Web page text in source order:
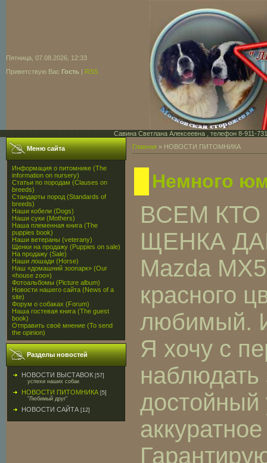
Пятница, 07.08.2026, 12:33
Приветствую Вас Гость | RSS
Савина Светлана Алексеевна , телефон 8-911-
Меню сайта
Информация о питомнике (The
information on nursery)
Статьи по породам (Clauses on
breeds)
Стандарты пород (Standards of
breeds)
Наши кобели (Dogs)
Наши суки (Mothers)
Наша племенная книга (The
puppies book)
Наши ветераны (veterany)
Щенки на продажу (Puppies on sale)
На продажу (Sale)
Наши лошади (Horse)
Наш «домашний зоопарк» (Our
«house zoo»)
Фотоальбомы (Picture album)
Новости нашего сайта (News of a
site)
Форум о собаках (Forum)
Наша гостевая книга (The guest
book)
Отправить своё мнение (To send
the opinion)
Разделы новостей
НОВОСТИ ВЫСТАВОК [57]
успехи наших собак
НОВОСТИ ПИТОМНИКА [5]
"Любимый друг"
НОВОСТИ САЙТА [12]
Главная » НОВОСТИ ПИТОМНИКА
Немного
ВСЕМ
ЩЕНКА
Mazda
красного
любимый.
Я хочу с
достойный